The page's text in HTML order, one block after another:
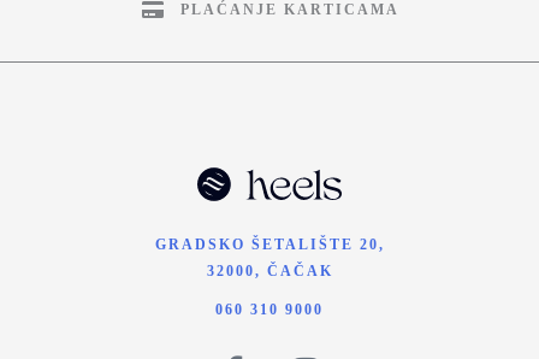
PLAĆANJE KARTICAMA
GRADSKO ŠETALIŠTE 20,
32000, ČAČAK
060 310 9000